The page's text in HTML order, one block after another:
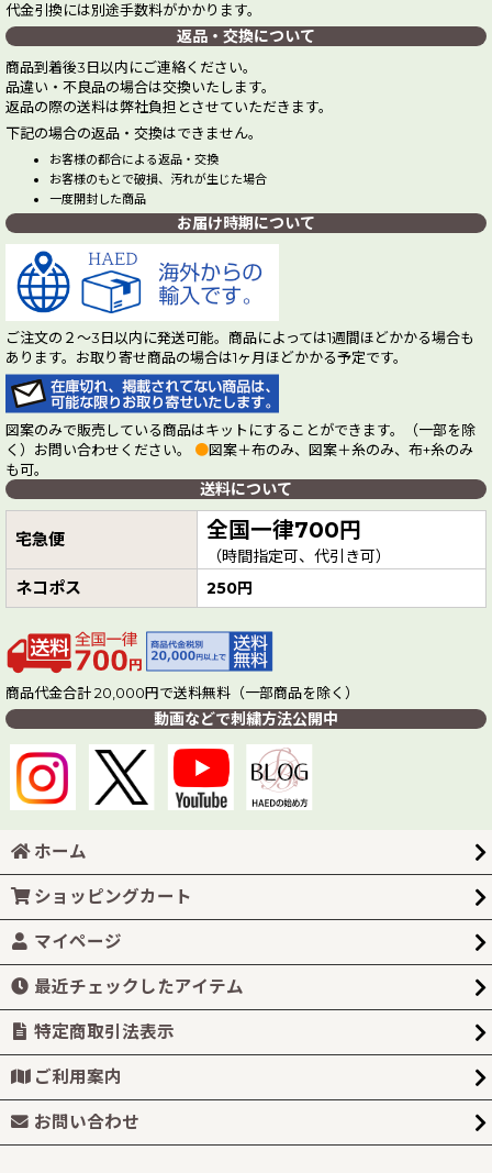
代金引換には別途手数料がかかります。
返品・交換について
商品到着後3日以内にご連絡ください。
品違い・不良品の場合は交換いたします。
返品の際の送料は弊社負担とさせていただきます。
下記の場合の返品・交換はできません。
お客様の都合による返品・交換
お客様のもとで破損、汚れが生じた場合
一度開封した商品
お届け時期について
ご注文の２～3日以内に発送可能。商品によっては1週間ほどかかる場合も
あります。お取り寄せ商品の場合は1ヶ月ほどかかる予定です。
図案のみで販売している商品はキットにすることができます。（一部を除
く）お問い合わせください。 ●図案＋布のみ、図案＋糸のみ、布+糸のみ
も可。
送料について
宅急便 全国一律700円
（時間指定可、代引き可）
ネコポス 250円
商品代金合計 20,000円で送料無料（一部商品を除く）
動画などで刺繍方法公開中
ホーム
ショッピングカート
マイページ
最近チェックしたアイテム
特定商取引法表示
ご利用案内
お問い合わせ